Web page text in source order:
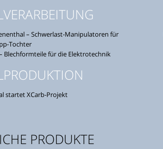
– Schwerlast-Manipulatoren für
Tochter
Blechformteile für die Elektrotechnik
startet XCarb-Projekt
PRODUKTE